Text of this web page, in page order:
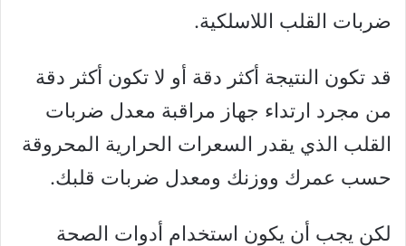
ضربات القلب اللاسلكية.
قد تكون النتيجة أكثر دقة أو لا تكون أكثر دقة
من مجرد ارتداء جهاز مراقبة معدل ضربات
القلب الذي يقدر السعرات الحرارية المحروقة
حسب عمرك ووزنك ومعدل ضربات قلبك.
لكن يجب أن يكون استخدام أدوات الصحة